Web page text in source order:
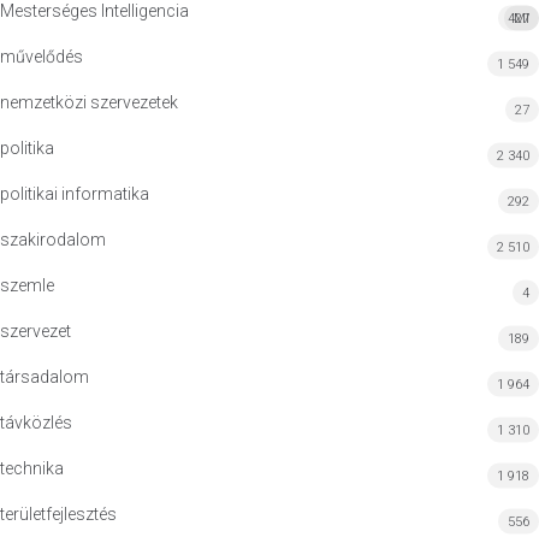
Mesterséges Intelligencia MI
427
művelődés 1 549
nemzetközi szervezetek 27
politika 2 340
politikai informatika 292
szakirodalom 2 510
szemle 4
szervezet 189
társadalom 1 964
távközlés 1 310
technika 1 918
területfejlesztés 556